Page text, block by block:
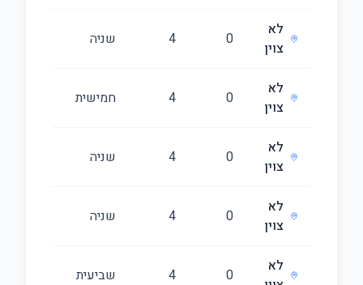
לא
צוין
0
4 שניה
לא
צוין
0
4 חמישית
לא
צוין
0
4 שניה
לא
צוין
0
4 שניה
לא
0
4 שביעית